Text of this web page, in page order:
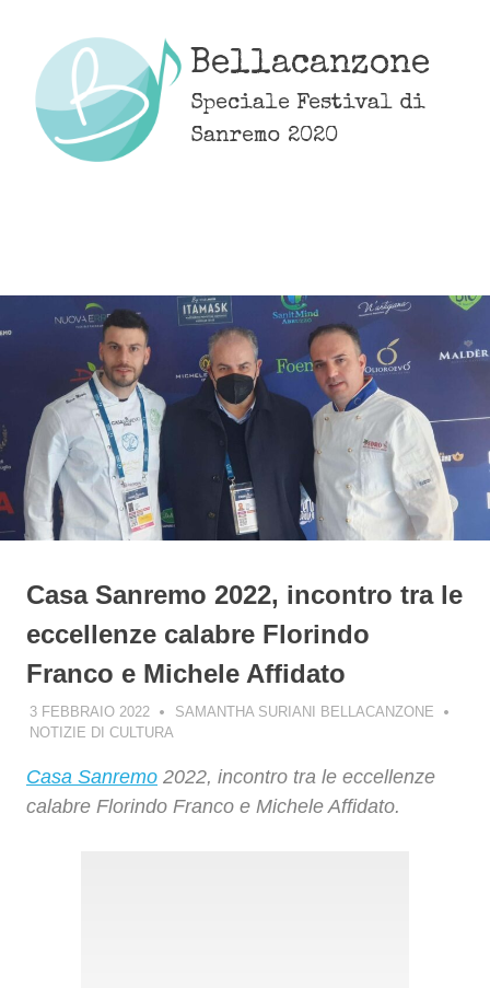
content
Bellacanzone
Speciale Festival di
Sanremo 2020
Casa Sanremo 2022, incontro tra le
eccellenze calabre Florindo
Franco e Michele Affidato
3 FEBBRAIO 2022
SAMANTHA SURIANI BELLACANZONE
NOTIZIE DI CULTURA
Casa Sanremo 2022, incontro tra le eccellenze
calabre Florindo Franco e Michele Affidato.